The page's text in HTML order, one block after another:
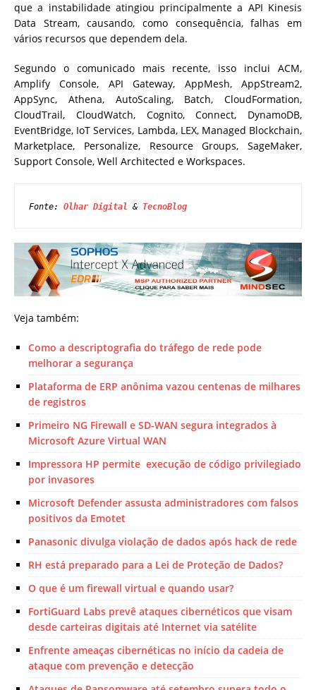
que a instabilidade atingiou principalmente a API Kinesis
Data Stream, causando, como consequência, falhas em
vários recursos que dependem dela.
Segundo o comunicado mais recente, isso inclui ACM,
Amplify Console, API Gateway, AppMesh, AppStream2,
AppSync, Athena, AutoScaling, Batch, CloudFormation,
CloudTrail, CloudWatch, Cognito, Connect, DynamoDB,
EventBridge, IoT Services, Lambda, LEX, Managed Blockchain,
Marketplace, Personalize, Resource Groups, SageMaker,
Support Console, Well Architected e Workspaces.
Fonte: Olhar Digital & TecnoBlog
Veja também:
Como a descriptografia do tráfego de rede pode
melhorar a segurança
Plataforma de ERP anônima vazou centenas de milhares
de registros
Primeiro NG Firewall e SD-WAN segura integrados à
Microsoft Azure Virtual WAN
Impressora HP permite execução de código privilegiado
por invasores
Microsoft Defender assusta administradores com falsos
positivos da Emotet
Panasonic divulga violação de dados após hack de rede
RH está preparado para a Lei de Proteção de Dados?
O que é um firewall virtual e quando usar?
FortiGuard Labs prevê ataques cibernéticos que visam
desde carteiras digitais até Internet via satélite
Enfrente ameaças cibernéticas no início da cadeia de
ataque com prevenção e detecção